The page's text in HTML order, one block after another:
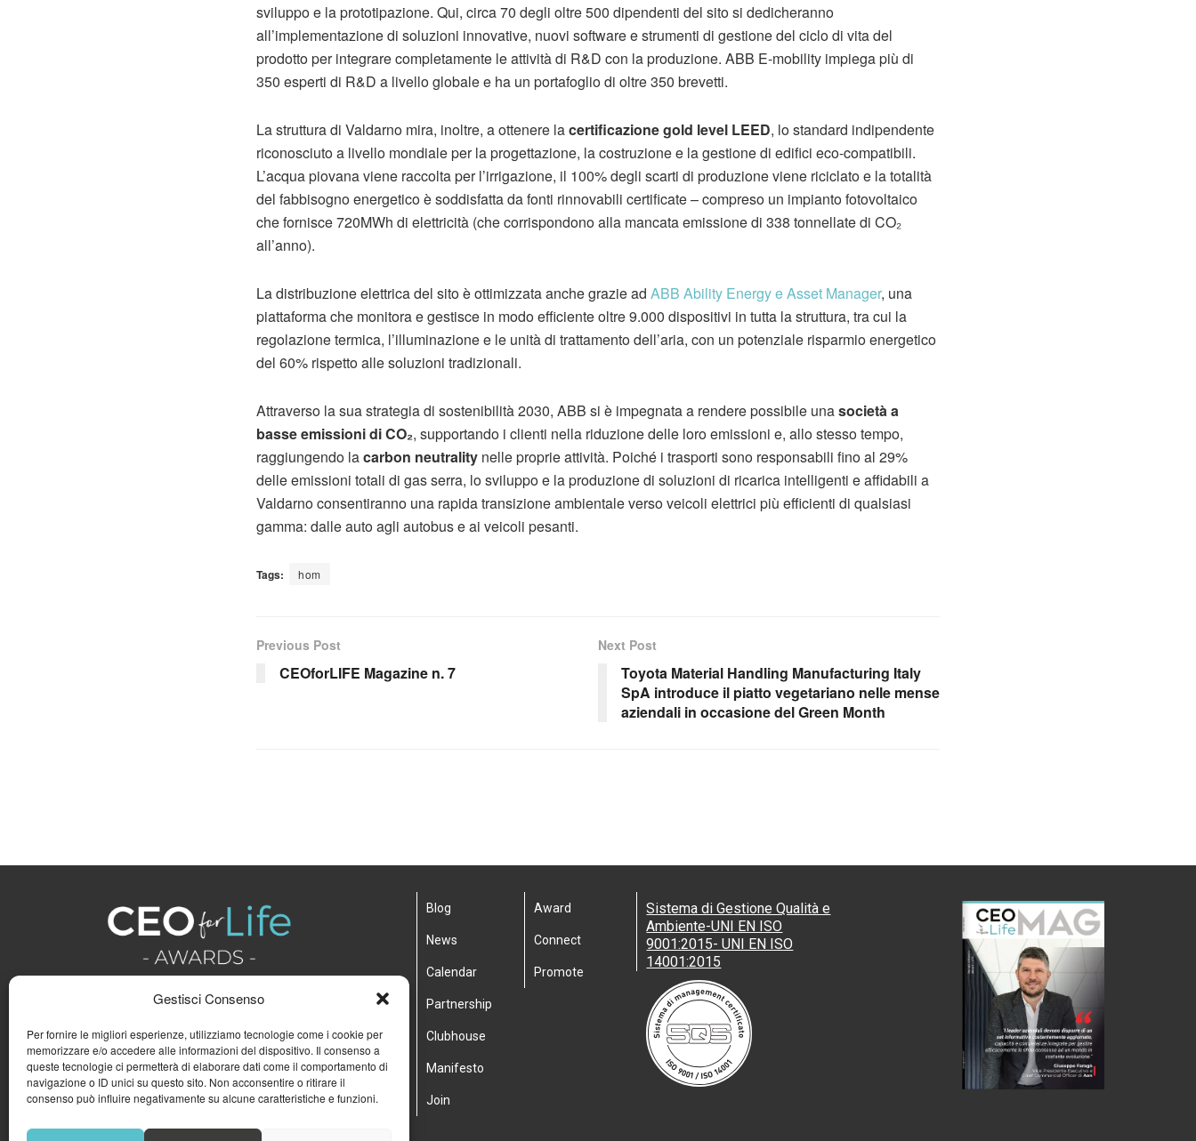
Gestisci Consenso
Per fornire le migliori esperienze, utilizziamo tecnologie come i cookie per
memorizzare e/o accedere alle informazioni del dispositivo. Il consenso a
queste tecnologie ci permetterà di elaborare dati come il comportamento di
navigazione o ID unici su questo sito. Non acconsentire o ritirare il
consenso può influire negativamente su alcune caratteristiche e funzioni.
sviluppo e la prototipazione. Qui, circa 70 degli oltre 500 dipendenti del sito si dedicheranno
all’implementazione di soluzioni innovative, nuovi software e strumenti di gestione del ciclo di vita del
prodotto per integrare completamente le attività di R&D con la produzione. ABB E-mobility impiega più di
350 esperti di R&D a livello globale e ha un portafoglio di oltre 350 brevetti.
La struttura di Valdarno mira, inoltre, a ottenere lacertificazione gold level LEED, lo standard indipendente
riconosciuto a livello mondiale per la progettazione, la costruzione e la gestione di edifici eco-compatibili.
L’acqua piovana viene raccolta per l’irrigazione, il 100% degli scarti di produzione viene riciclato e la totalità
del fabbisogno energetico è soddisfatta da fonti rinnovabili certificate – compreso un impianto fotovoltaico
che fornisce 720MWh di elettricità (che corrispondono alla mancata emissione di 338 tonnellate di CO₂
all’anno).
La distribuzione elettrica del sito è ottimizzata anche grazie ad ABB Ability Energy e Asset Manager, una
piattaforma che monitora e gestisce in modo efficiente oltre 9.000 dispositivi in tutta la struttura, tra cui la
regolazione termica, l’illuminazione e le unità di trattamento dell’aria, con un potenziale risparmio energetico
del 60% rispetto alle soluzioni tradizionali.
Attraverso la sua strategia di sostenibilità 2030, ABB si è impegnata a rendere possibile unasocietà a
basse emissioni di CO₂, supportando i clienti nella riduzione delle loro emissioni e, allo stesso tempo,
raggiungendo lacarbon neutrality nelle proprie attività. Poiché i trasporti sono responsabili fino al 29%
delle emissioni totali di gas serra, lo sviluppo e la produzione di soluzioni di ricarica intelligenti e affidabili a
Valdarno consentiranno una rapida transizione ambientale verso veicoli elettrici più efficienti di qualsiasi
gamma: dalle auto agli autobus e ai veicoli pesanti.
Tags: hom
Previous Post
CEOforLIFE Magazine n. 7
Next Post
Toyota Material Handling Manufacturing Italy
SpA introduce il piatto vegetariano nelle mense
aziendali in occasione del Green Month
Blog
News
Calendar
Partnership
Clubhouse
Manifesto
Join
Award
Connect
Promote
Sistema di Gestione Qualità e
Ambiente-UNI EN ISO
9001:2015- UNI EN ISO
14001:2015